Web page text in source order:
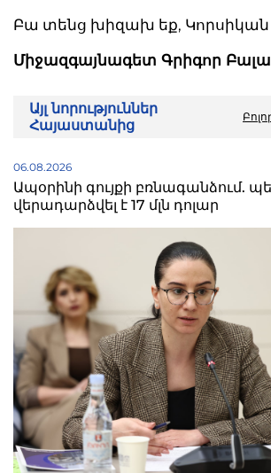
Բա տենց խիզախ եք, Կորսիկան
Միջազգայնագետ Գրիգոր
Այլ նորություններ
Հայաստանից
06.08.2026
Ապօրինի գույքի բռնագանձում.
վերադարձվել է 17 մլն դոլար